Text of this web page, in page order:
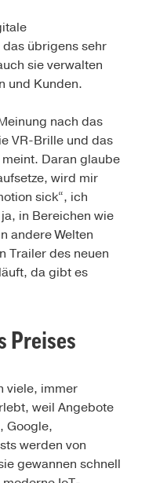
übrigens sehr
sie verwalten
und Kunden.
nach das
VR-Brille und das
Daran glaube
wird mir
sick“, ich
in Bereichen wie
andere Welten
Trailer des neuen
da gibt es
Preises
viele, immer
weil Angebote
Google,
werden von
gewannen schnell